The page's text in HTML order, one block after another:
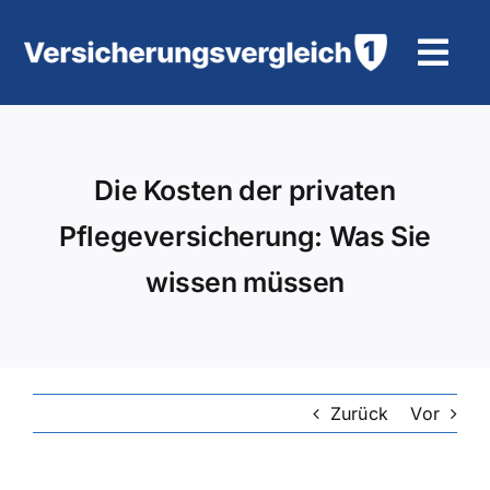
Inhalt
KFZ-Versicherung
Die Kosten der privaten
Pflegeversicherung: Was Sie
wissen müssen
Zurück Vor